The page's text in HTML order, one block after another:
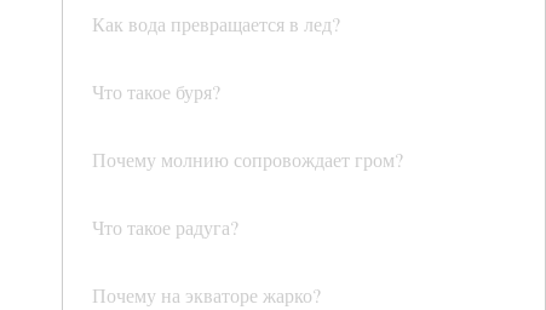
Как вода превращается в лед?
Что такое буря?
Почему молнию сопровождает гром?
Что такое радуга?
Почему на экваторе жарко?